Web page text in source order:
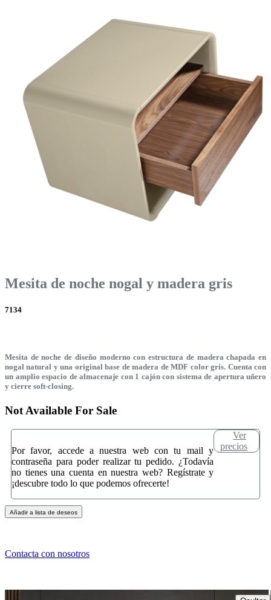
Mesita de noche nogal y madera gris
7134
Mesita de noche de diseño moderno con estructura de madera chapada en
nogal natural y una original base de madera de MDF color gris. Cuenta con
un amplio espacio de almacenaje con 1 cajón con sistema de apertura uñero
y cierre soft-closing.
Not Available For Sale
Por favor, accede a nuestra web con tu mail y
contraseña para poder realizar tu pedido. ¿Todavía
no tienes una cuenta en nuestra web? Regístrate y
¡descubre todo lo que podemos ofrecerte!
Ver
precios
Añadir a lista de deseos
Contacta con nosotros